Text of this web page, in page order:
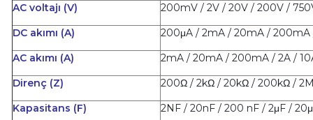
AC voltajı (V)
200mV / 2V / 20V / 200V /
DC akımı (A)
200μA / 2mA / 20mA / 200mA
AC akımı (A)
2mA / 20mA / 200mA / 2A /
Direnç (Z)
200Ω / 2kΩ / 20kΩ / 200kΩ /
Kapasitans (F)
2NF / 20nF / 200 nF / 2μF /